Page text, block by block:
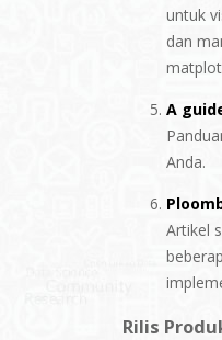
untuk
dan
A
Anda.
Artikel
Rilis